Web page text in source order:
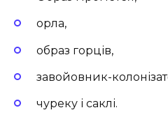
орла,
образ горців,
завойовник-
чуреку і саклі.